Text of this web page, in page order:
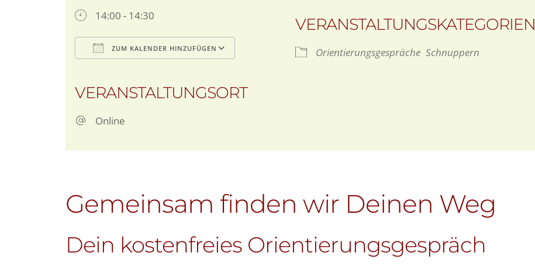
14:00 - 14:30
ZUM KALENDER HINZUFÜGEN
VERANSTALTUNGSORT
Online
VERANSTALTUNGSKATEGORIEN
Orientierungsgespräche Schnuppern
Gemeinsam finden wir Deinen Weg
Dein kostenfreies Orientierungsgespräch